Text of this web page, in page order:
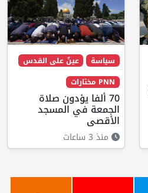
سياسة
عينٌ على القدس
PNN مختارات
70 ألفا يؤدون صلاة
الجمعة في المسجد
الأقصى
منذ 3 ساعات